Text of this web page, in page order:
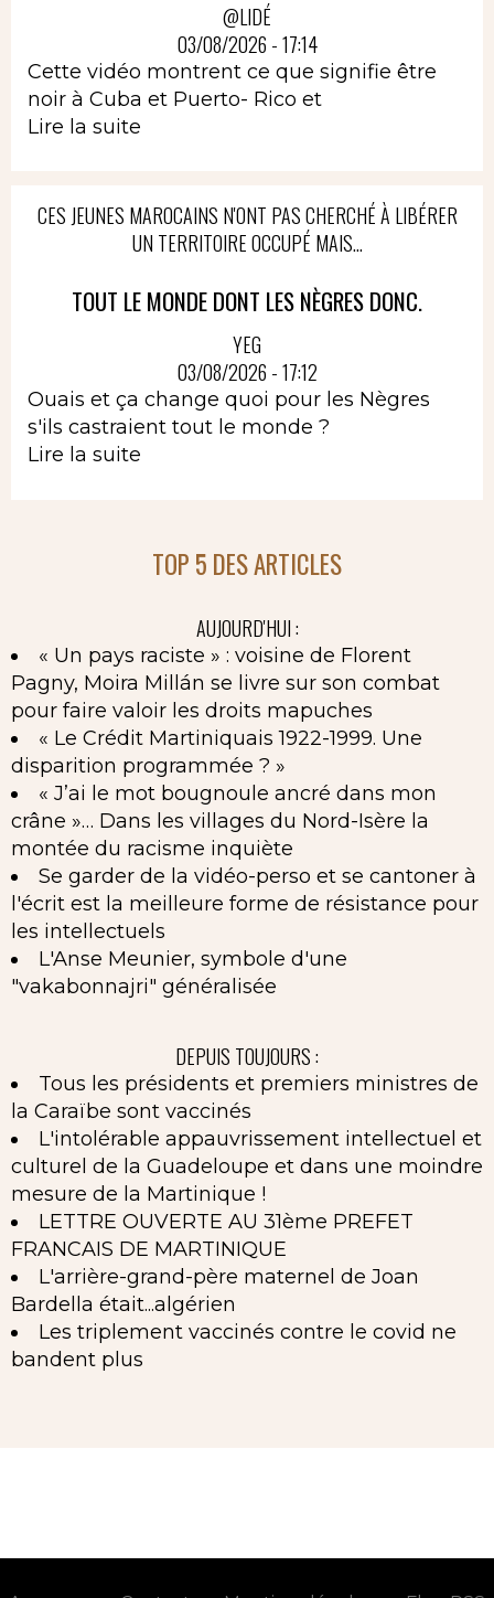
@LIDÉ
03/08/2026 - 17:14
Cette vidéo montrent ce que signifie être
noir à Cuba et Puerto- Rico et
Lire la suite
CES JEUNES MAROCAINS N'ONT PAS CHERCHÉ À LIBÉRER
UN TERRITOIRE OCCUPÉ MAIS...
TOUT LE MONDE DONT LES NÈGRES DONC.
YEG
03/08/2026 - 17:12
Ouais et ça change quoi pour les Nègres
s'ils castraient tout le monde ?
Lire la suite
TOP 5 DES ARTICLES
AUJOURD'HUI :
« Un pays raciste » : voisine de Florent
Pagny, Moira Millán se livre sur son combat
pour faire valoir les droits mapuches
« Le Crédit Martiniquais 1922-1999. Une
disparition programmée ? »
« J’ai le mot bougnoule ancré dans mon
crâne »… Dans les villages du Nord-Isère la
montée du racisme inquiète
Se garder de la vidéo-perso et se cantoner à
l'écrit est la meilleure forme de résistance pour
les intellectuels
L'Anse Meunier, symbole d'une
"vakabonnajri" généralisée
DEPUIS TOUJOURS :
Tous les présidents et premiers ministres de
la Caraïbe sont vaccinés
L'intolérable appauvrissement intellectuel et
culturel de la Guadeloupe et dans une moindre
mesure de la Martinique !
LETTRE OUVERTE AU 31ème PREFET
FRANCAIS DE MARTINIQUE
L'arrière-grand-père maternel de Joan
Bardella était...algérien
Les triplement vaccinés contre le covid ne
bandent plus